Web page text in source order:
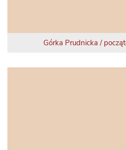
Górka Prudnicka /